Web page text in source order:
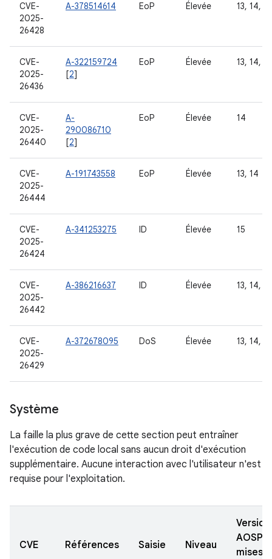
CVE-
2025-
26428
A-378514614 EoP Élevée 13, 14, 15
CVE-
2025-
26436
A-322159724
[2]
EoP Élevée 13, 14, 15
CVE-
2025-
26440
A-
290086710
[2]
EoP Élevée 14
CVE-
2025-
26444
A-191743558 EoP Élevée 13, 14
CVE-
2025-
26424
A-341253275 ID Élevée 15
CVE-
2025-
26442
A-386216637 ID Élevée 13, 14, 15
CVE-
2025-
26429
A-372678095 DoS Élevée 13, 14, 15
Système
La faille la plus grave de cette section peut entraîner
l'exécution de code local sans aucun droit d'exécution
supplémentaire. Aucune interaction avec l'utilisateur n'est
requise pour l'exploitation.
CVE Références Saisie Niveau
AOSP
mises à